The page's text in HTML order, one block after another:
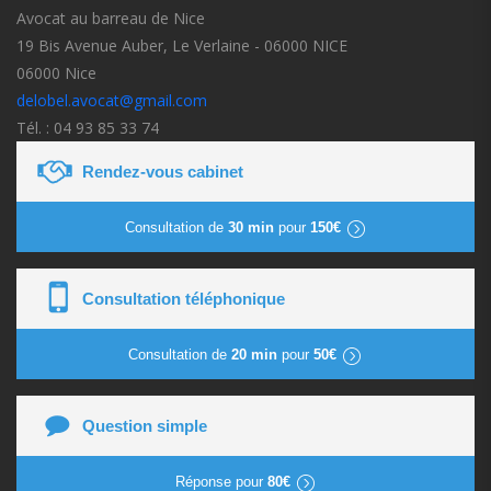
Avocat au barreau de Nice
19 Bis Avenue Auber, Le Verlaine - 06000 NICE
06000 Nice
delobel.avocat@gmail.com
Tél. : 04 93 85 33 74
Rendez-vous cabinet
Consultation de 30 minpour 150€
Consultation téléphonique
Consultation de 20 min pour 50€
Question simple
Réponse pour 80€